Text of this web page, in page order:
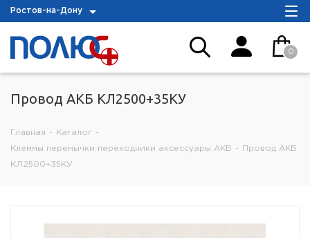
Ростов-на-Дону
0
Провод АКБ КЛ2500+35КУ
Главная - Каталог -
Клеммы перемычки переходники аксессуары АКБ - Провод АКБ
КЛ2500+35КУ